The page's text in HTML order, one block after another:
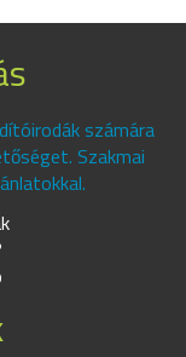
számára
Szakmai